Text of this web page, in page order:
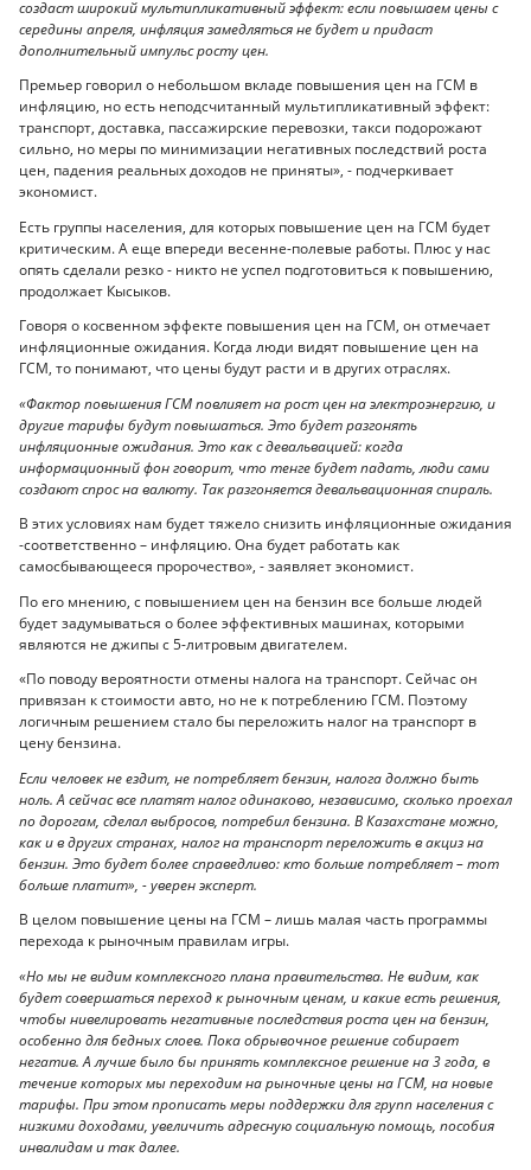
создаст широкий мультипликативный эффект: если повышаем цены с
середины апреля, инфляция замедляться не будет и придаст
дополнительный импульс росту цен.
Премьер говорил о небольшом вкладе повышения цен на ГСМ в
инфляцию, но есть неподсчитанный мультипликативный эффект:
транспорт, доставка, пассажирские перевозки, такси подорожают
сильно, но меры по минимизации негативных последствий роста
цен, падения реальных доходов не приняты», - подчеркивает
экономист.
Есть группы населения, для которых повышение цен на ГСМ будет
критическим. А еще впереди весенне-полевые работы. Плюс у нас
опять сделали резко - никто не успел подготовиться к повышению,
продолжает Кысыков.
Говоря о косвенном эффекте повышения цен на ГСМ, он отмечает
инфляционные ожидания. Когда люди видят повышение цен на
ГСМ, то понимают, что цены будут расти и в других отраслях.
«Фактор повышения ГСМ повлияет на рост цен на электроэнергию, и
другие тарифы будут повышаться. Это будет разгонять
инфляционные ожидания. Это как с девальвацией: когда
информационный фон говорит, что тенге будет падать, люди сами
создают спрос на валюту. Так разгоняется девальвационная спираль.
В этих условиях нам будет тяжело снизить инфляционные ожидания
-соответственно – инфляцию. Она будет работать как
самосбывающееся пророчество», - заявляет экономист.
По его мнению, с повышением цен на бензин все больше людей
будет задумываться о более эффективных машинах, которыми
являются не джипы с 5-литровым двигателем.
«По поводу вероятности отмены налога на транспорт. Сейчас он
привязан к стоимости авто, но не к потреблению ГСМ. Поэтому
логичным решением стало бы переложить налог на транспорт в
цену бензина.
Если человек не ездит, не потребляет бензин, налога должно быть
ноль. А сейчас все платят налог одинаково, независимо, сколько проехал
по дорогам, сделал выбросов, потребил бензина. В Казахстане можно,
как и в других странах, налог на транспорт переложить в акциз на
бензин. Это будет более справедливо: кто больше потребляет – тот
больше платит», - уверен эксперт.
В целом повышение цены на ГСМ – лишь малая часть программы
перехода к рыночным правилам игры.
«Но мы не видим комплексного плана правительства. Не видим, как
будет совершаться переход к рыночным ценам, и какие есть решения,
чтобы нивелировать негативные последствия роста цен на бензин,
особенно для бедных слоев. Пока обрывочное решение собирает
негатив. А лучше было бы принять комплексное решение на 3 года, в
течение которых мы переходим на рыночные цены на ГСМ, на новые
тарифы. При этом прописать меры поддержки для групп населения с
низкими доходами, увеличить адресную социальную помощь, пособия
инвалидам и так далее.